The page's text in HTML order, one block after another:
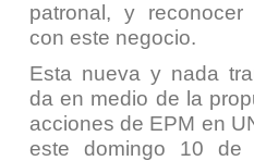
patronal, y
con este negocio.
Esta nueva y nada
da en medio de la
acciones de EPM en
este domingo 10 de